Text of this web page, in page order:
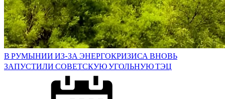
В РУМЫНИИ ИЗ-ЗА ЭНЕРГОКРИЗИСА ВНОВЬ
ЗАПУСТИЛИ СОВЕТСКУЮ УГОЛЬНУЮ ТЭЦ